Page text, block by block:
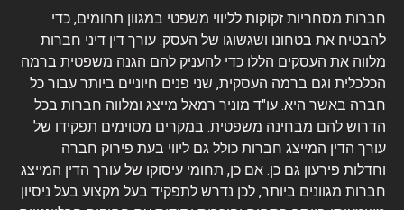
חברות מסחריות זקוקות לליווי משפטי במגוון תחומים, כדי
להבטיח את בטחונו ושגשוגו של העסק. עורך דין דיני חברות
מלווה את העסקים הללו כדי להעניק להם הגנה משפטית ברמה
הכלכלית וגם ברמה העסקית, שני פנים חיוניים ביותר עבור כל
חברה באשר היא. עו"ד מוניר רמאל מייצג ומלווה חברות בכל
הדרוש להם מבחינה משפטית. במקרים מסוימים תפקידו של
עורך הדין המייצג חברות כולל גם ליווי בעת פירוק חברה
וחדלות פירעון גם כן. אם כן, תחומי עיסוקו של עורך הדין המייצג
חברות מגוונים ביותר, לכן נדרש לתפקיד בעל מקצוע בעל ניסיון